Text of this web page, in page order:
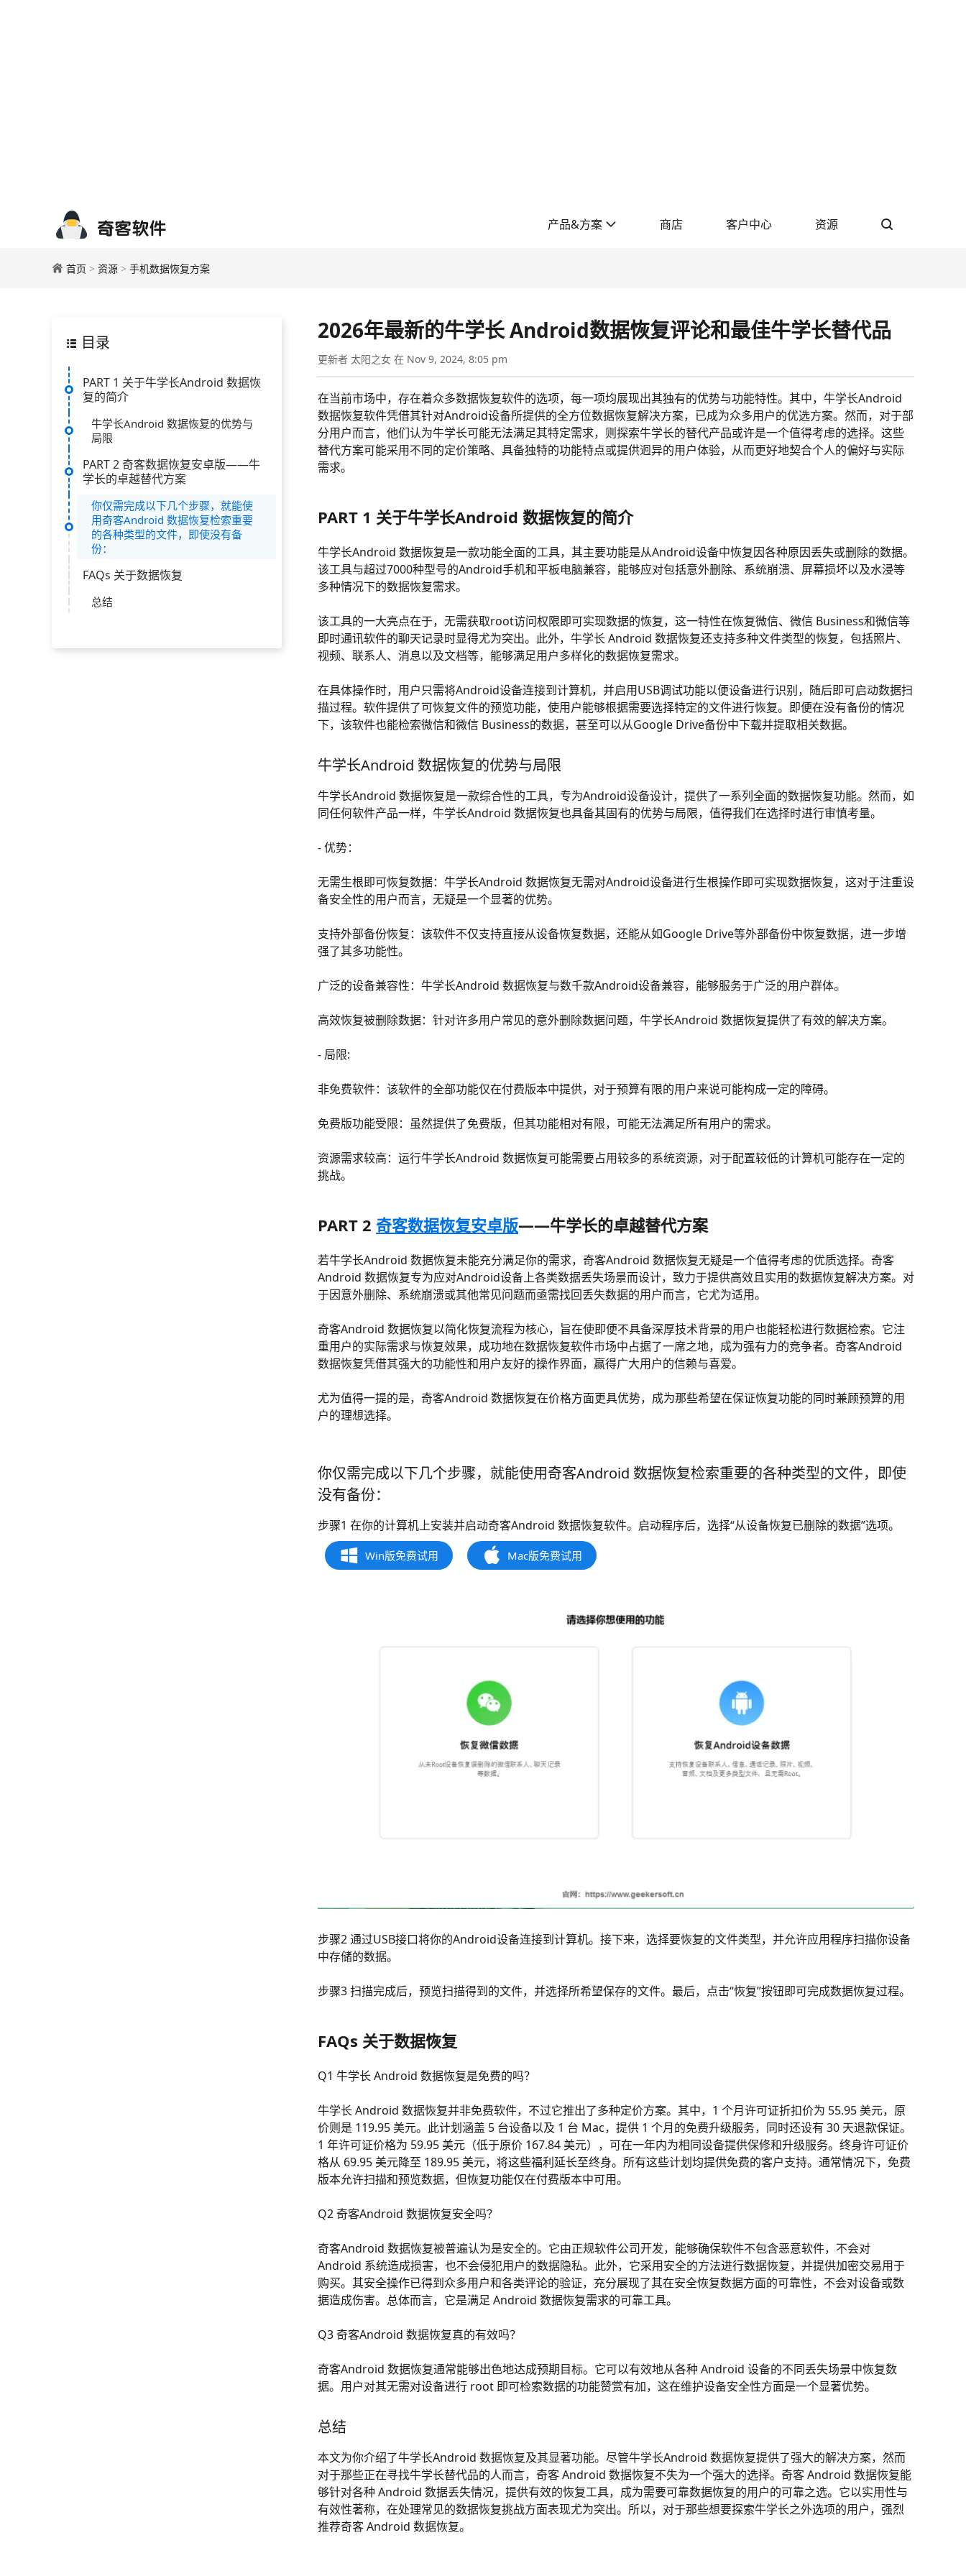
产品&方案 商店 客户中心 资源
首页 > 资源 > 手机数据恢复方案
目录
PART 1 关于牛学长Android 数据恢
复的简介
牛学长Android 数据恢复的优势与
局限
PART 2 奇客数据恢复安卓版——牛
学长的卓越替代方案
你仅需完成以下几个步骤，就能使
用奇客Android 数据恢复检索重要
的各种类型的文件，即使没有备
份：
FAQs 关于数据恢复
总结
2026年最新的牛学长 Android数据恢复评论和最佳牛学长替代品
更新者 太阳之女 在 Nov 9, 2024, 8:05 pm
在当前市场中，存在着众多数据恢复软件的选项，每一项均展现出其独有的优势与功能特性。其中，牛学长Android
数据恢复软件凭借其针对Android设备所提供的全方位数据恢复解决方案，已成为众多用户的优选方案。然而，对于部
分用户而言，他们认为牛学长可能无法满足其特定需求，则探索牛学长的替代产品或许是一个值得考虑的选择。这些
替代方案可能采用不同的定价策略、具备独特的功能特点或提供迥异的用户体验，从而更好地契合个人的偏好与实际
需求。
PART 1 关于牛学长Android 数据恢复的简介
牛学长Android 数据恢复是一款功能全面的工具，其主要功能是从Android设备中恢复因各种原因丢失或删除的数据。
该工具与超过7000种型号的Android手机和平板电脑兼容，能够应对包括意外删除、系统崩溃、屏幕损坏以及水浸等
多种情况下的数据恢复需求。
该工具的一大亮点在于，无需获取root访问权限即可实现数据的恢复，这一特性在恢复微信、微信 Business和微信等
即时通讯软件的聊天记录时显得尤为突出。此外，牛学长 Android 数据恢复还支持多种文件类型的恢复，包括照片、
视频、联系人、消息以及文档等，能够满足用户多样化的数据恢复需求。
在具体操作时，用户只需将Android设备连接到计算机，并启用USB调试功能以便设备进行识别，随后即可启动数据扫
描过程。软件提供了可恢复文件的预览功能，使用户能够根据需要选择特定的文件进行恢复。即便在没有备份的情况
下，该软件也能检索微信和微信 Business的数据，甚至可以从Google Drive备份中下载并提取相关数据。
牛学长Android 数据恢复的优势与局限
牛学长Android 数据恢复是一款综合性的工具，专为Android设备设计，提供了一系列全面的数据恢复功能。然而，如
同任何软件产品一样，牛学长Android 数据恢复也具备其固有的优势与局限，值得我们在选择时进行审慎考量。
- 优势：
无需生根即可恢复数据：牛学长Android 数据恢复无需对Android设备进行生根操作即可实现数据恢复，这对于注重设
备安全性的用户而言，无疑是一个显著的优势。
支持外部备份恢复：该软件不仅支持直接从设备恢复数据，还能从如Google Drive等外部备份中恢复数据，进一步增
强了其多功能性。
广泛的设备兼容性：牛学长Android 数据恢复与数千款Android设备兼容，能够服务于广泛的用户群体。
高效恢复被删除数据：针对许多用户常见的意外删除数据问题，牛学长Android 数据恢复提供了有效的解决方案。
- 局限:
非免费软件：该软件的全部功能仅在付费版本中提供，对于预算有限的用户来说可能构成一定的障碍。
免费版功能受限：虽然提供了免费版，但其功能相对有限，可能无法满足所有用户的需求。
资源需求较高：运行牛学长Android 数据恢复可能需要占用较多的系统资源，对于配置较低的计算机可能存在一定的
挑战。
PART 2 奇客数据恢复安卓版——牛学长的卓越替代方案
若牛学长Android 数据恢复未能充分满足你的需求，奇客Android 数据恢复无疑是一个值得考虑的优质选择。奇客
Android 数据恢复专为应对Android设备上各类数据丢失场景而设计，致力于提供高效且实用的数据恢复解决方案。对
于因意外删除、系统崩溃或其他常见问题而亟需找回丢失数据的用户而言，它尤为适用。
奇客Android 数据恢复以简化恢复流程为核心，旨在使即便不具备深厚技术背景的用户也能轻松进行数据检索。它注
重用户的实际需求与恢复效果，成功地在数据恢复软件市场中占据了一席之地，成为强有力的竞争者。奇客Android
数据恢复凭借其强大的功能性和用户友好的操作界面，赢得广大用户的信赖与喜爱。
尤为值得一提的是，奇客Android 数据恢复在价格方面更具优势，成为那些希望在保证恢复功能的同时兼顾预算的用
户的理想选择。
你仅需完成以下几个步骤，就能使用奇客Android 数据恢复检索重要的各种类型的文件，即使
没有备份：
步骤1 在你的计算机上安装并启动奇客Android 数据恢复软件。启动程序后，选择“从设备恢复已删除的数据”选项。
Win版免费试用 Mac版免费试用
步骤2 通过USB接口将你的Android设备连接到计算机。接下来，选择要恢复的文件类型，并允许应用程序扫描你设备
中存储的数据。
步骤3 扫描完成后，预览扫描得到的文件，并选择所希望保存的文件。最后，点击“恢复”按钮即可完成数据恢复过程。
FAQs 关于数据恢复
Q1 牛学长 Android 数据恢复是免费的吗？
牛学长 Android 数据恢复并非免费软件，不过它推出了多种定价方案。其中，1 个月许可证折扣价为 55.95 美元，原
价则是 119.95 美元。此计划涵盖 5 台设备以及 1 台 Mac，提供 1 个月的免费升级服务，同时还设有 30 天退款保证。
1 年许可证价格为 59.95 美元（低于原价 167.84 美元），可在一年内为相同设备提供保修和升级服务。终身许可证价
格从 69.95 美元降至 189.95 美元，将这些福利延长至终身。所有这些计划均提供免费的客户支持。通常情况下，免费
版本允许扫描和预览数据，但恢复功能仅在付费版本中可用。
Q2 奇客Android 数据恢复安全吗？
奇客Android 数据恢复被普遍认为是安全的。它由正规软件公司开发，能够确保软件不包含恶意软件，不会对
Android 系统造成损害，也不会侵犯用户的数据隐私。此外，它采用安全的方法进行数据恢复，并提供加密交易用于
购买。其安全操作已得到众多用户和各类评论的验证，充分展现了其在安全恢复数据方面的可靠性，不会对设备或数
据造成伤害。总体而言，它是满足 Android 数据恢复需求的可靠工具。
Q3 奇客Android 数据恢复真的有效吗？
奇客Android 数据恢复通常能够出色地达成预期目标。它可以有效地从各种 Android 设备的不同丢失场景中恢复数
据。用户对其无需对设备进行 root 即可检索数据的功能赞赏有加，这在维护设备安全性方面是一个显著优势。
总结
本文为你介绍了牛学长Android 数据恢复及其显著功能。尽管牛学长Android 数据恢复提供了强大的解决方案，然而
对于那些正在寻找牛学长替代品的人而言，奇客 Android 数据恢复不失为一个强大的选择。奇客 Android 数据恢复能
够针对各种 Android 数据丢失情况，提供有效的恢复工具，成为需要可靠数据恢复的用户的可靠之选。它以实用性与
有效性著称，在处理常见的数据恢复挑战方面表现尤为突出。所以，对于那些想要探索牛学长之外选项的用户，强烈
推荐奇客 Android 数据恢复。